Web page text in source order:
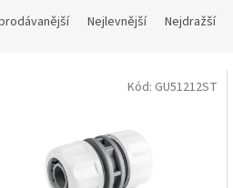
Nejlevnější Nejdražší
Kód: GU51212ST